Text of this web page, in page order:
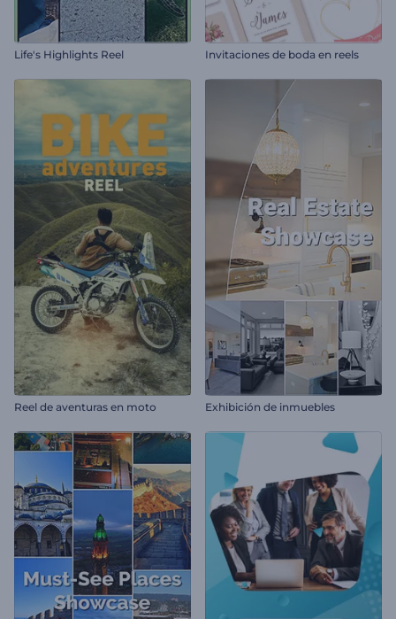
Life's Highlights Reel Invitaciones de boda en reels
Reel de aventuras en moto Exhibición de inmuebles